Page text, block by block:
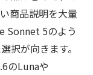
商品説明を大量
Sonnet 5のよう
択が向きます。
のLunaや